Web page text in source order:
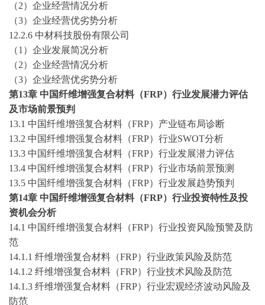
（2）企业经营情况分析
（3）企业经营优劣势分析
12.2.6 中材科技股份有限公司
（1）企业发展简况分析
（2）企业经营情况分析
（3）企业经营优劣势分析
第13章 中国纤维增强复合材料（FRP）行业发展潜力评估
及市场前景预判
13.1 中国纤维增强复合材料（FRP）产业链布局诊断
13.2 中国纤维增强复合材料（FRP）行业SWOT分析
13.3 中国纤维增强复合材料（FRP）行业发展潜力评估
13.4 中国纤维增强复合材料（FRP）行业市场前景预测
13.5 中国纤维增强复合材料（FRP）行业发展趋势预判
第14章 中国纤维增强复合材料（FRP）行业投资特性及投
资机会分析
14.1 中国纤维增强复合材料（FRP）行业投资风险预警及防
范
14.1.1 纤维增强复合材料（FRP）行业政策风险及防范
14.1.2 纤维增强复合材料（FRP）行业技术风险及防范
14.1.3 纤维增强复合材料（FRP）行业宏观经济波动风险及
防范